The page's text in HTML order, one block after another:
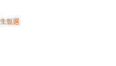
甄選